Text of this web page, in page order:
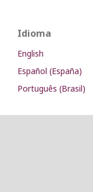
Idioma
English
Español (España)
Português (Brasil)